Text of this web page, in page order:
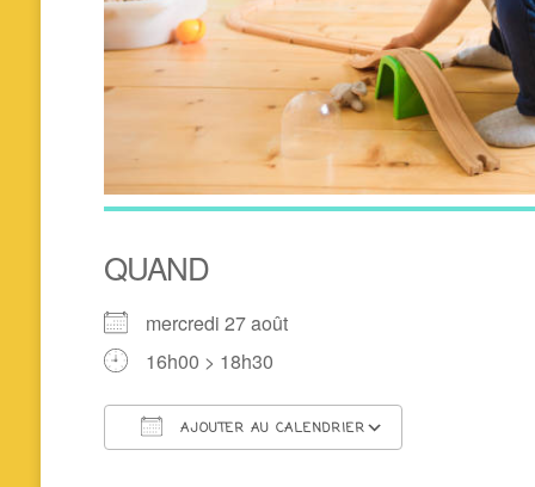
QUAND
mercredi 27 août
16h00 > 18h30
AJOUTER AU CALENDRIER